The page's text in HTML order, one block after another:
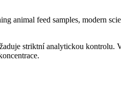
striktní analytickou